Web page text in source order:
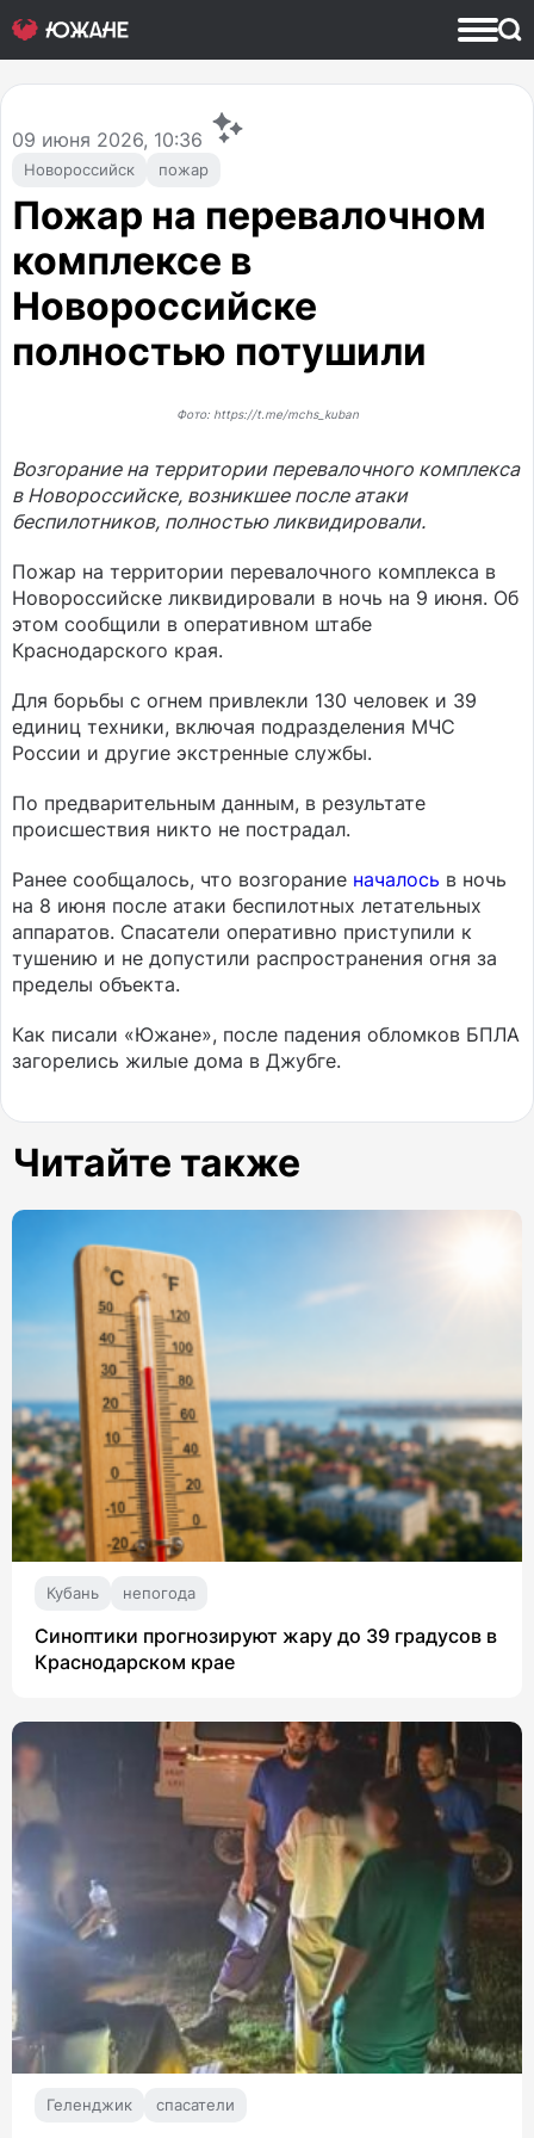
Новороссийск пожар
09 июня 2026, 10:36
Пожар на перевалочном
комплексе в
Новороссийске
полностью потушили
Фото: https://t.me/mchs_kuban
Возгорание на территории перевалочного комплекса
в Новороссийске, возникшее после атаки
беспилотников, полностью ликвидировали.
Пожар на территории перевалочного комплекса в
Новороссийске ликвидировали в ночь на 9 июня. Об
этом сообщили в оперативном штабе
Краснодарского края.
Для борьбы с огнем привлекли 130 человек и 39
единиц техники, включая подразделения МЧС
России и другие экстренные службы.
По предварительным данным, в результате
происшествия никто не пострадал.
Ранее сообщалось, что возгорание началось в ночь
на 8 июня после атаки беспилотных летательных
аппаратов. Спасатели оперативно приступили к
тушению и не допустили распространения огня за
пределы объекта.
Как писали «Южане», после падения обломков БПЛА
загорелись жилые дома в Джубге.
Читайте также
Кубань непогода
Синоптики прогнозируют жару до 39 градусов в
Краснодарском крае
Геленджик спасатели